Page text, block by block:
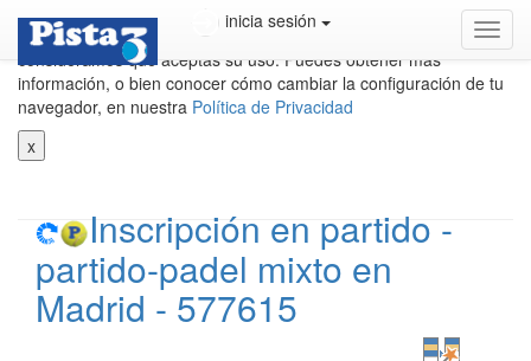
de)
inicia sesión
Utilizamos cookies propias y de terceros para mejorar nuestros
servicios. Si cierras este aviso o continuas navegando,
consideramos que aceptas su uso. Puedes obtener más
información, o bien conocer cómo cambiar la configuración de tu
navegador, en nuestra Política de Privacidad
x
Inscripción en partido -
partido-padel mixto en
Madrid - 577615